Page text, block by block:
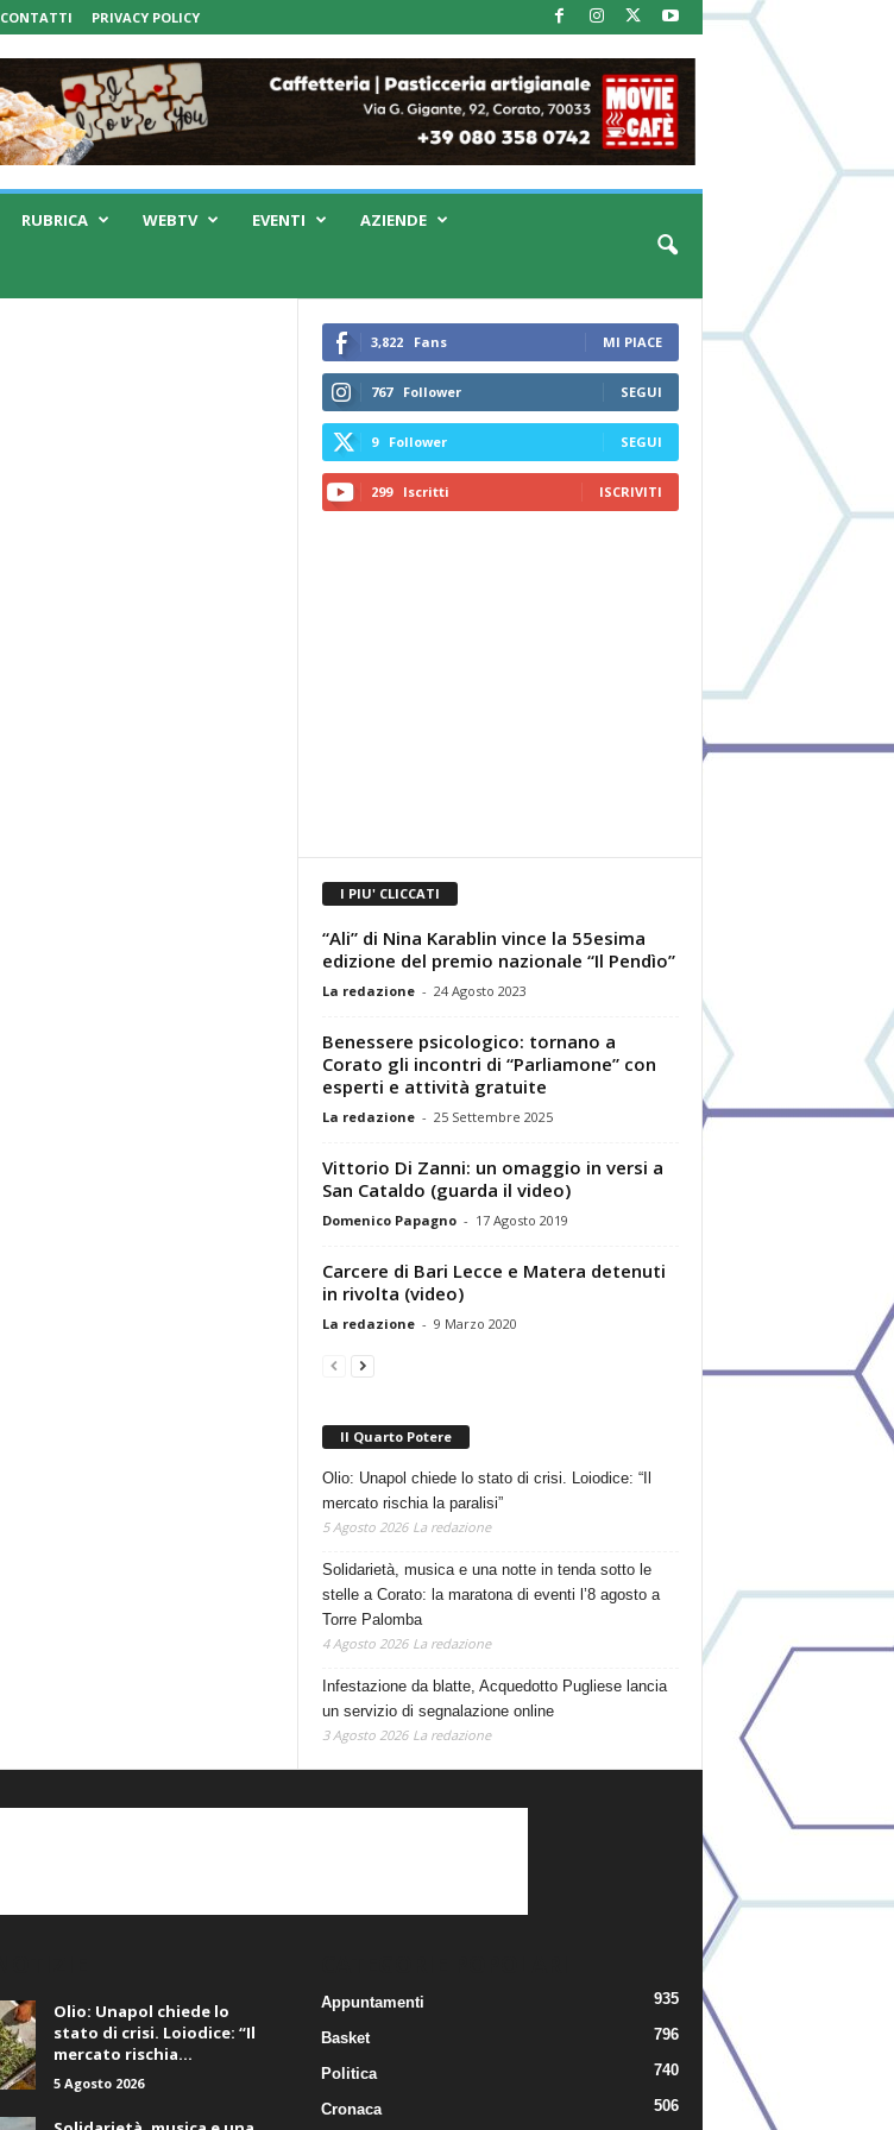
CONTATTI PRIVACY POLICY
RUBRICA WEBTV EVENTI AZIENDE
3,822 Fans MI PIACE
767 Follower SEGUI
9 Follower SEGUI
299 Iscritti ISCRIVITI
I PIU' CLICCATI
“Ali” di Nina Karablin vince la 55esima
edizione del premio nazionale “Il Pendìo”
La redazione - 24 Agosto 2023
Benessere psicologico: tornano a
Corato gli incontri di “Parliamone” con
esperti e attività gratuite
La redazione - 25 Settembre 2025
Vittorio Di Zanni: un omaggio in versi a
San Cataldo (guarda il video)
Domenico Papagno - 17 Agosto 2019
Carcere di Bari Lecce e Matera detenuti
in rivolta (video)
La redazione - 9 Marzo 2020
Il Quarto Potere
Olio: Unapol chiede lo stato di crisi. Loiodice: “Il
mercato rischia la paralisi”
5 Agosto 2026 La redazione
Solidarietà, musica e una notte in tenda sotto le
stelle a Corato: la maratona di eventi l’8 agosto a
Torre Palomba
4 Agosto 2026 La redazione
Infestazione da blatte, Acquedotto Pugliese lancia
un servizio di segnalazione online
3 Agosto 2026 La redazione
Olio: Unapol chiede lo
stato di crisi. Loiodice: “Il
mercato rischia...
5 Agosto 2026
Appuntamenti 935
Basket 796
Politica 740
Cronaca 506